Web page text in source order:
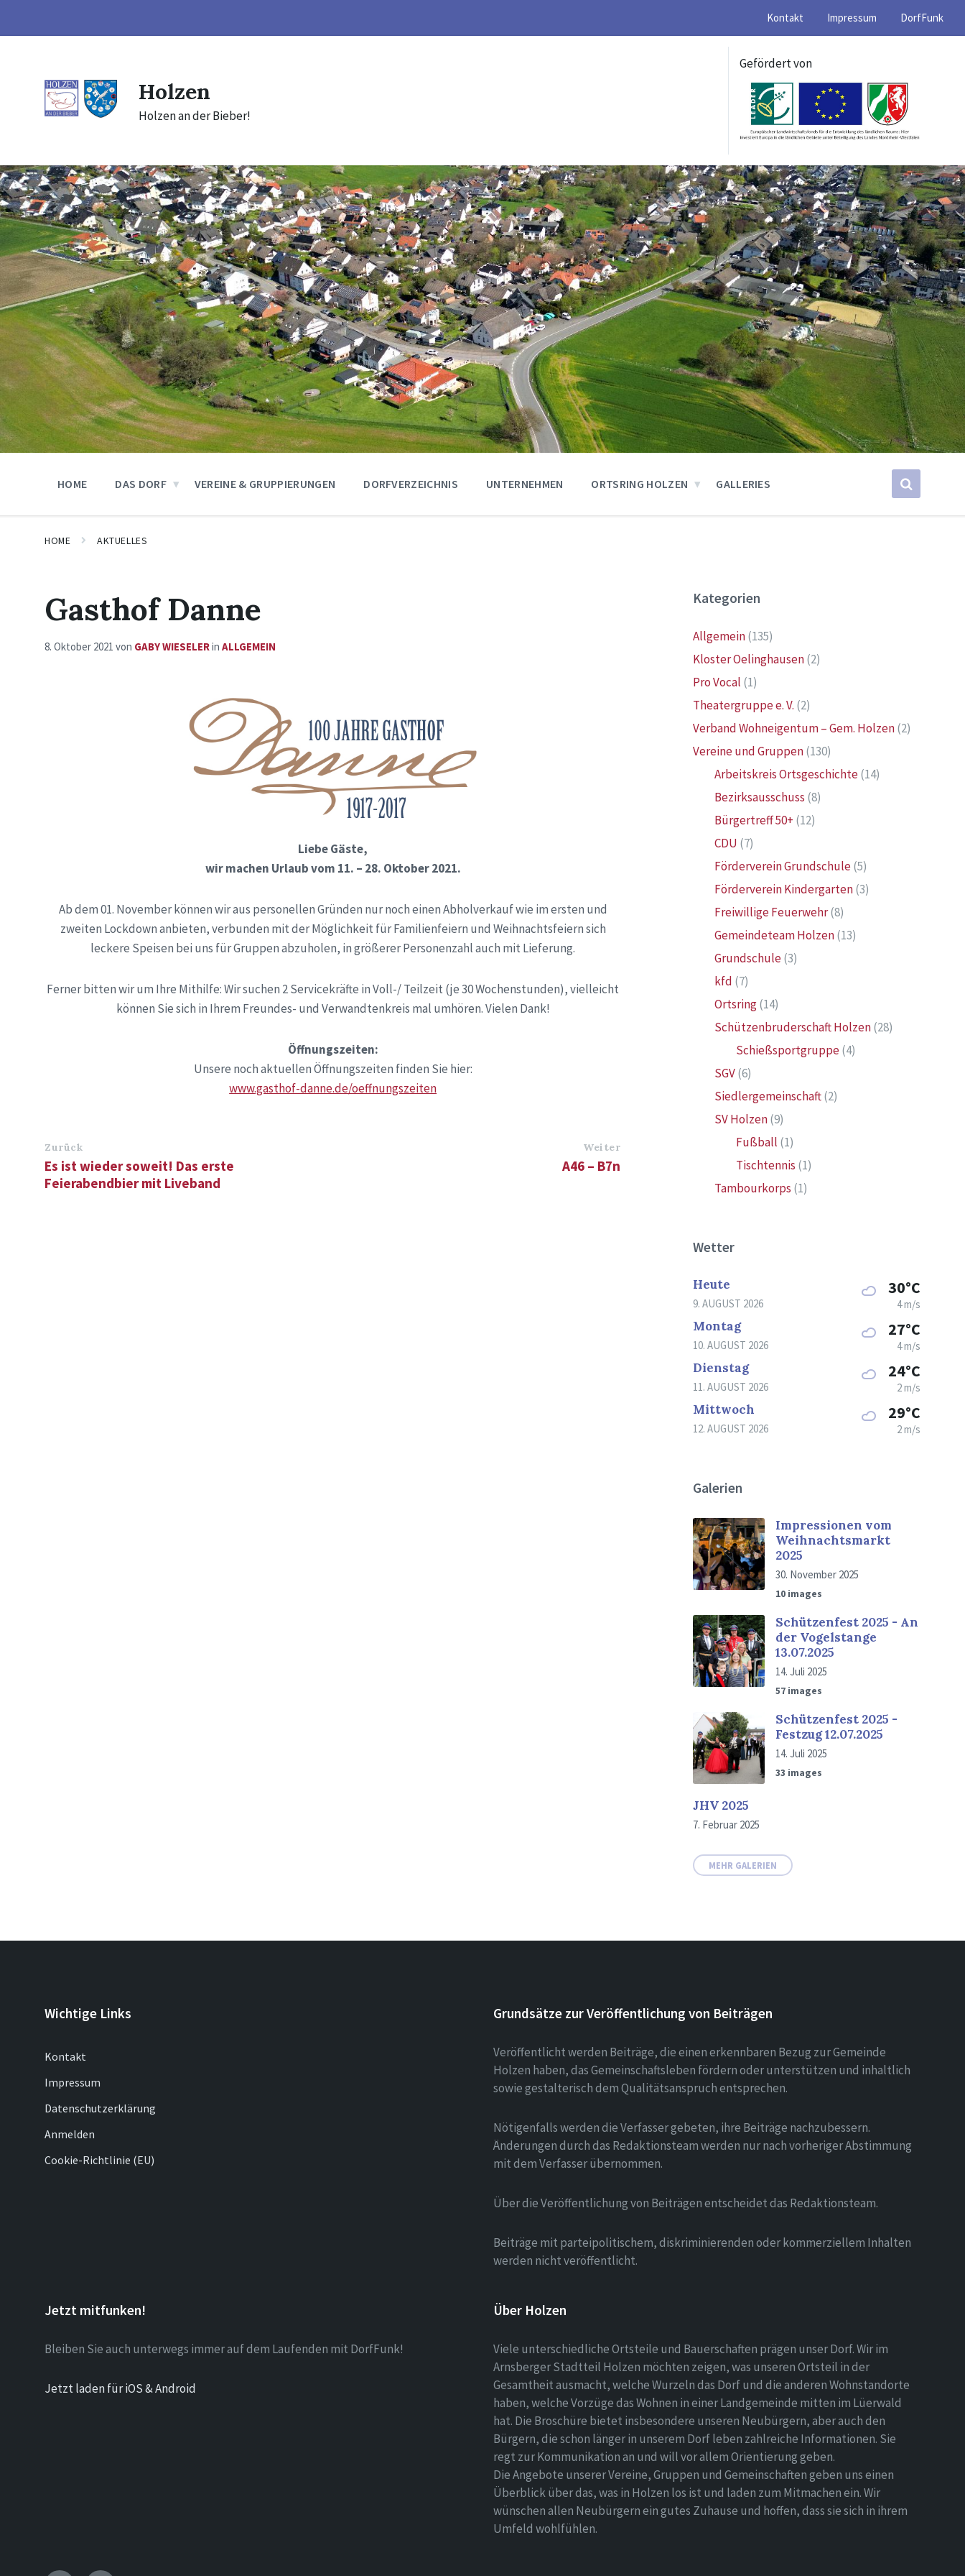
content
main
footer
Kontakt Impressum DorfFunk
Holzen
Holzen an der Bieber!
Gefördert von
HOME DAS DORF VEREINE & GRUPPIERUNGEN DORFVERZEICHNIS UNTERNEHMEN ORTSRING HOLZEN GALLERIES
HOME AKTUELLES
Gasthof Danne
8. Oktober 2021 von GABY WIESELERin ALLGEMEIN
Liebe Gäste,
wir machen Urlaub vom 11. – 28. Oktober 2021.
Ab dem 01. November können wir aus personellen Gründen nur noch einen Abholverkauf wie im ersten und
zweiten Lockdown anbieten, verbunden mit der Möglichkeit für Familienfeiern und Weihnachtsfeiern sich
leckere Speisen bei uns für Gruppen abzuholen, in größerer Personenzahl auch mit Lieferung.
Ferner bitten wir um Ihre Mithilfe: Wir suchen 2 Servicekräfte in Voll-/ Teilzeit (je 30 Wochenstunden), vielleicht
können Sie sich in Ihrem Freundes- und Verwandtenkreis mal umhören. Vielen Dank!
Öffnungszeiten:
Unsere noch aktuellen Öffnungszeiten finden Sie hier:
www.gasthof-danne.de/oeffnungszeiten
Zurück
Es ist wieder soweit! Das erste
Feierabendbier mit Liveband
Weiter
A46 – B7n
Kategorien
Allgemein(135)
Kloster Oelinghausen(2)
Pro Vocal (1)
Theatergruppe e. V. (2)
Verband Wohneigentum – Gem. Holzen(2)
Vereine und Gruppen(130)
Arbeitskreis Ortsgeschichte(14)
Bezirksausschuss (8)
Bürgertreff 50+ (12)
CDU (7)
Förderverein Grundschule(5)
Förderverein Kindergarten(3)
Freiwillige Feuerwehr(8)
Gemeindeteam Holzen(13)
Grundschule(3)
kfd (7)
Ortsring(14)
Schützenbruderschaft Holzen(28)
Schießsportgruppe(4)
SGV(6)
Siedlergemeinschaft(2)
SV Holzen(9)
Fußball (1)
Tischtennis (1)
Tambourkorps (1)
Wetter
Heute
9. AUGUST 2026
30°C
4 m/s
Montag
10. AUGUST 2026
27°C
4 m/s
Dienstag
11. AUGUST 2026
24°C
2 m/s
Mittwoch
12. AUGUST 2026
29°C
2 m/s
Galerien
Impressionen vom
Weihnachtsmarkt
2025
30. November 2025
10 images
Schützenfest 2025 - An
der Vogelstange
13.07.2025
14. Juli 2025
57 images
Schützenfest 2025 -
Festzug 12.07.2025
14. Juli 2025
33 images
JHV 2025
7. Februar 2025
MEHR GALERIEN
Wichtige Links
Kontakt
Impressum
Datenschutzerklärung
Anmelden
Cookie-Richtlinie (EU)
Grundsätze zur Veröffentlichung von Beiträgen
Veröffentlicht werden Beiträge, die einen erkennbaren Bezug zur Gemeinde
Holzen haben, das Gemeinschaftsleben fördern oder unterstützen und inhaltlich
sowie gestalterisch dem Qualitätsanspruch entsprechen.
Nötigenfalls werden die Verfasser gebeten, ihre Beiträge nachzubessern.
Änderungen durch das Redaktionsteam werden nur nach vorheriger Abstimmung
mit dem Verfasser übernommen.
Über die Veröffentlichung von Beiträgen entscheidet das Redaktionsteam.
Beiträge mit parteipolitischem, diskriminierenden oder kommerziellem Inhalten
werden nicht veröffentlicht.
Jetzt mitfunken!
Bleiben Sie auch unterwegs immer auf dem Laufenden mit DorfFunk!
Jetzt laden für iOS & Android
Über Holzen
Viele unterschiedliche Ortsteile und Bauerschaften prägen unser Dorf. Wir im
Arnsberger Stadtteil Holzen möchten zeigen, was unseren Ortsteil in der
Gesamtheit ausmacht, welche Wurzeln das Dorf und die anderen Wohnstandorte
haben, welche Vorzüge das Wohnen in einer Landgemeinde mitten im Lüerwald
hat. Die Broschüre bietet insbesondere unseren Neubürgern, aber auch den
Bürgern, die schon länger in unserem Dorf leben zahlreiche Informationen. Sie
regt zur Kommunikation an und will vor allem Orientierung geben.
Die Angebote unserer Vereine, Gruppen und Gemeinschaften geben uns einen
Überblick über das, was in Holzen los ist und laden zum Mitmachen ein. Wir
wünschen allen Neubürgern ein gutes Zuhause und hoffen, dass sie sich in ihrem
Umfeld wohlfühlen.